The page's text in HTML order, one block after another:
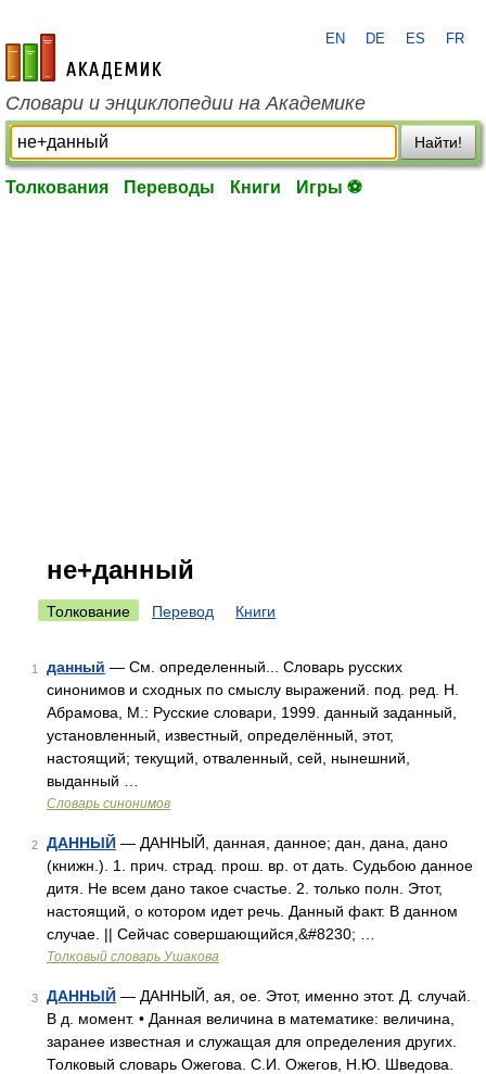
academic.ru
EN DE ES FR
Словари и энциклопедии на Академике
Найти!
Толкования Переводы Книги Игры ⚽
не+данный
Толкование Перевод Книги
1 данный — См. определенный... Словарь русских
синонимов и сходных по смыслу выражений. под. ред. Н.
Абрамова, М.: Русские словари, 1999. данный заданный,
установленный, известный, определённый, этот,
настоящий; текущий, отваленный, сей, нынешний,
выданный …
Словарь синонимов
2 ДАННЫЙ — ДАННЫЙ, данная, данное; дан, дана, дано
(книжн.). 1. прич. страд. прош. вр. от дать. Судьбою данное
дитя. Не всем дано такое счастье. 2. только полн. Этот,
настоящий, о котором идет речь. Данный факт. В данном
случае. || Сейчас совершающийся,&#8230; …
Толковый словарь Ушакова
3 ДАННЫЙ — ДАННЫЙ, ая, ое. Этот, именно этот. Д. случай.
В д. момент. • Данная величина в математике: величина,
заранее известная и служащая для определения других.
Толковый словарь Ожегова. С.И. Ожегов, Н.Ю. Шведова.